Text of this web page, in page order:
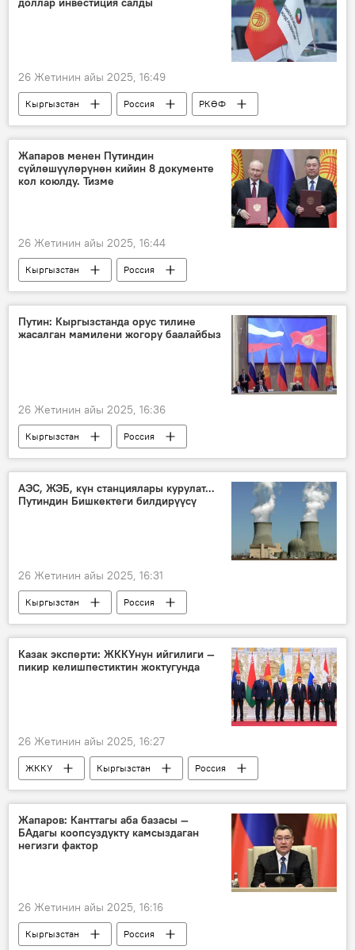
26 Жетинин айы 2025, 16:49
Кыргызстан Россия
РКӨФ
инвестициялар
гидроэнергетика
долбоор
Экономика
Жапаров менен Путиндин
сүйлөшүүлөрүнөн кийин 8 документе
кол коюлду. Тизме
26 Жетинин айы 2025, 16:44
Кыргызстан
Россия
Владимир Путин
Садыр Жапаров
расмий сапар
кызматташуу
Документтер
Путин: Кыргызстанда орус тилине
жасалган мамилени жогору баалайбыз
26 Жетинин айы 2025, 16:36
Кыргызстан
Россия
Владимир Зеленский
Владимир Путин
Садыр Жапаров
мамиле
конституция
АЭС, ЖЭБ, күн станциялары курулат...
Путиндин Бишкектеги билдирүүсү
26 Жетинин айы 2025, 16:31
Кыргызстан
Россия
Владимир Путин
АЭС
ЖЭБ
Технологиялар
Казак эксперти: ЖККУнун ийгилиги —
пикир келишпестиктин жоктугунда
26 Жетинин айы 2025, 16:27
ЖККУ Кыргызстан
Россия
кооптуулук
Аналитика Геосаясат
Жапаров: Канттагы аба базасы —
БАдагы коопсуздукту камсыздаган
негизги фактор
26 Жетинин айы 2025, 16:16
Кыргызстан
Россия